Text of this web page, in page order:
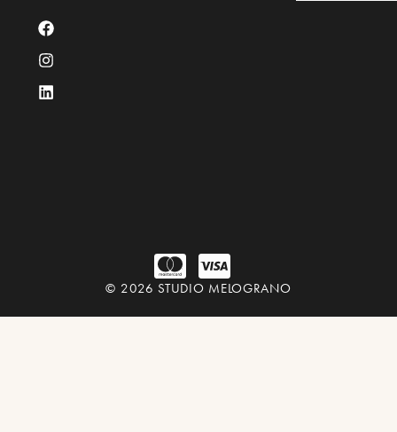
© 2026 STUDIO MELOGRANO